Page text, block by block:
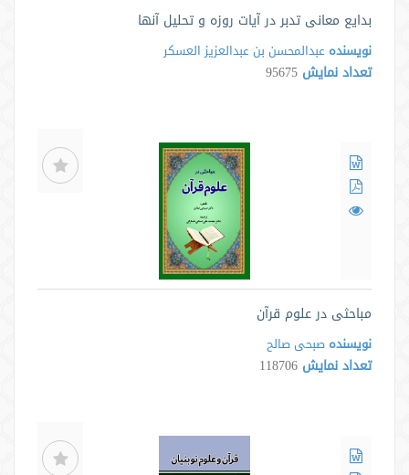
بدایع معانی تدبر در آیات روزه و تحلیل آنها
نویسنده عبدالمحسن بن عبدالعزیز العسکر
تعداد نمایش 95675
مباحثی در علوم قرآن
نویسنده صبحی صالح
تعداد نمایش 118706